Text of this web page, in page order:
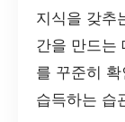
지식을 갖추
간을 만드는
를 꾸준히
습득하는 습